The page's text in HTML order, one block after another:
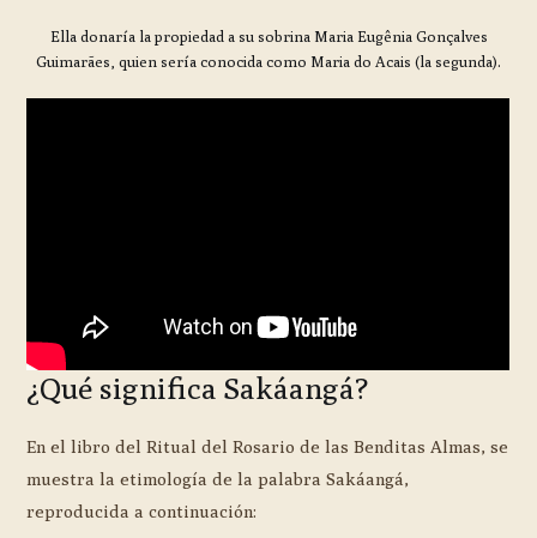
Ella donaría la propiedad a su sobrina Maria Eugênia Gonçalves
Guimarães, quien sería conocida como Maria do Acais (la segunda).
¿Qué significa Sakáangá?
En el libro del Ritual del Rosario de las Benditas Almas, se
muestra la etimología de la palabra Sakáangá,
reproducida a continuación: